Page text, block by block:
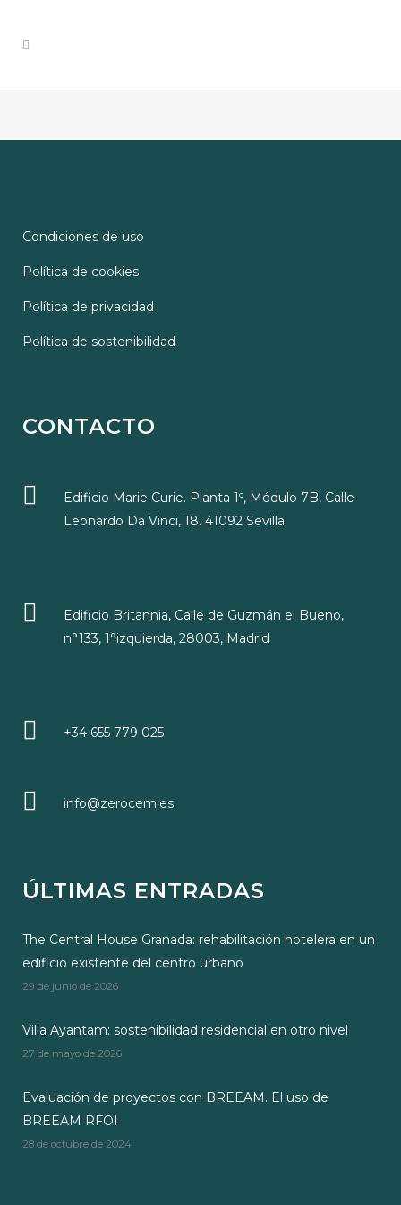
Condiciones de uso
Política de cookies
Política de privacidad
Política de sostenibilidad
CONTACTO
Edificio Marie Curie. Planta 1º, Módulo 7B, Calle
Leonardo Da Vinci, 18. 41092 Sevilla.
Edificio Britannia, Calle de Guzmán el Bueno,
n°133, 1°izquierda, 28003, Madrid
+34 655 779 025
info@zerocem.es
ÚLTIMAS ENTRADAS
The Central House Granada: rehabilitación hotelera en un
edificio existente del centro urbano
29 de junio de 2026
Villa Ayantam: sostenibilidad residencial en otro nivel
27 de mayo de 2026
Evaluación de proyectos con BREEAM. El uso de
BREEAM RFOI
28 de octubre de 2024